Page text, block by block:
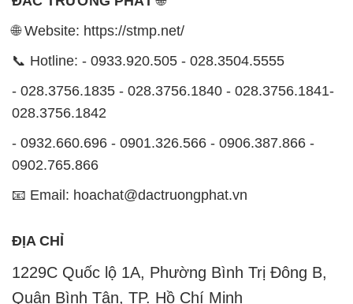
🌐 Website: https://stmp.net/
📞 Hotline: - 0933.920.505 - 028.3504.5555
- 028.3756.1835 - 028.3756.1840 - 028.3756.1841-
028.3756.1842
- 0932.660.696 - 0901.326.566 - 0906.387.866 -
0902.765.866
📧 Email: hoachat@dactruongphat.vn
ĐỊA CHỈ
1229C Quốc lộ 1A, Phường Bình Trị Đông B,
Quận Bình Tân, TP. Hồ Chí Minh